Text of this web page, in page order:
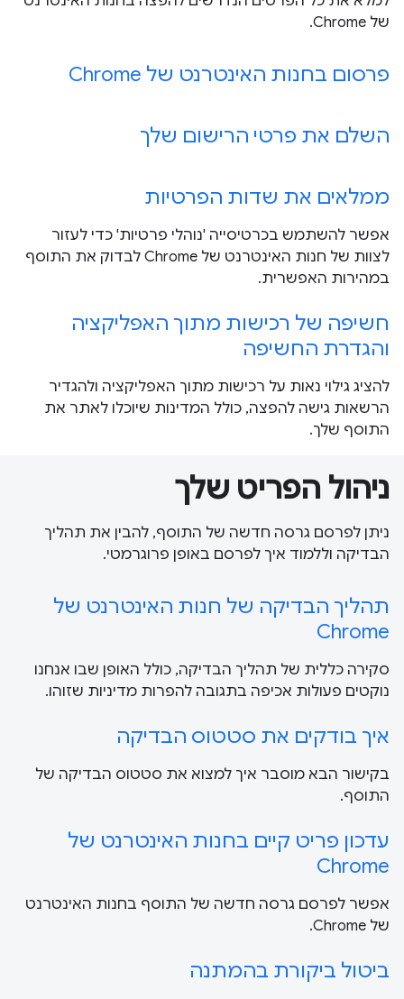
של Chrome.
פרסום בחנות האינטרנט של Chrome
השלם את פרטי הרישום שלך
ממלאים את שדות הפרטיות
אפשר להשתמש בכרטיסייה 'נוהלי פרטיות' כדי לעזור
לצוות של חנות האינטרנט של Chrome לבדוק את התוסף
במהירות האפשרית.
חשיפה של רכישות מתוך האפליקציה
והגדרת החשיפה
להציג גילוי נאות על רכישות מתוך האפליקציה ולהגדיר
הרשאות גישה להפצה, כולל המדינות שיוכלו לאתר את
התוסף שלך.
ניהול הפריט שלך
ניתן לפרסם גרסה חדשה של התוסף, להבין את תהליך
הבדיקה וללמוד איך לפרסם באופן פרוגרמטי.
תהליך הבדיקה של חנות האינטרנט של
Chrome
סקירה כללית של תהליך הבדיקה, כולל האופן שבו אנחנו
נוקטים פעולות אכיפה בתגובה להפרות מדיניות שזוהו.
איך בודקים את סטטוס הבדיקה
בקישור הבא מוסבר איך למצוא את סטטוס הבדיקה של
התוסף.
עדכון פריט קיים בחנות האינטרנט של
Chrome
אפשר לפרסם גרסה חדשה של התוסף בחנות האינטרנט
של Chrome.
ביטול ביקורת בהמתנה